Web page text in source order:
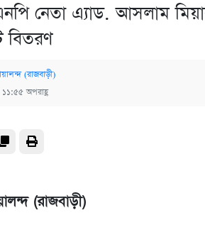
নেতা এ্যাড. আসলাম
বিতরণ
(রাজবাড়ী)
অপরাহ্ণ
(রাজবাড়ী)